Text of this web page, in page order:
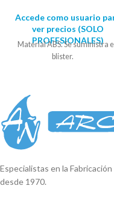
Accede como usuario
ver precios (SOLO
PROFESIONALES)
Material ABS. Se suministra
blister.
Especialistas en la
desde 1970.